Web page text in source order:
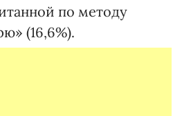
по методу
(16,6%).